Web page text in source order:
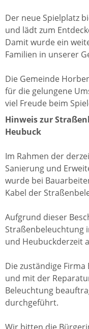
Der neue Spielplatz
und lädt zum
Damit wurde ein
Familien in unserer
Die Gemeinde
für die gelungene
viel Freude beim
Hinweis zur
Heubuck
Im Rahmen der
Sanierung und
wurde bei
Kabel der
Aufgrund dieser
Straßenbeleuchtung
und Heubuckderzeit
Die zuständige
und mit der
Beleuchtung
durchgeführt.